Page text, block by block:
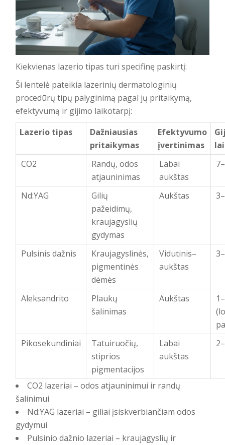
Kiekvienas lazerio tipas turi specifinę paskirtį:
Ši lentelė pateikia lazerinių dermatologinių
procedūrų tipų palyginimą pagal jų pritaikymą,
efektyvumą ir gijimo laikotarpį:
Lazerio tipas
Dažniausias
pritaikymas
Efektyvumo
įvertinimas
CO2
Randų, odos
atjauninimas
Labai
aukštas
Nd:YAG
Gilių
pažeidimų,
kraujagyslių
gydymas
Aukštas
Pulsinis dažnis
Kraujagyslinės,
pigmentinės
dėmės
Vidutinis–
aukštas
Aleksandrito
Plaukų
šalinimas
Aukštas
Pikosekundiniai
Tatuiruočių,
stiprios
pigmentacijos
Labai
aukštas
CO2 lazeriai – odos atjauninimui ir randų
šalinimui
Nd:YAG lazeriai – giliai įsiskverbiančiam odos
gydymui
Pulsinio dažnio lazeriai – kraujagyslių ir